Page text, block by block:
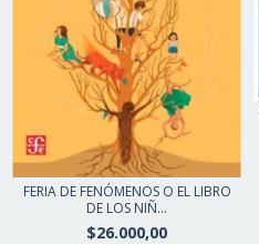
FERIA DE FENÓMENOS O EL LIBRO
DE LOS NIÑ...
$26.000,00